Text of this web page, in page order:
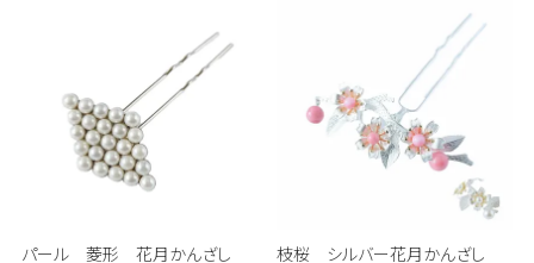
パール 菱形 花月かんざし 枝桜 シルバー花月かんざし